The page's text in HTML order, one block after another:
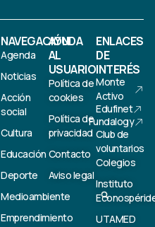
NAVEGACIÓN
Agenda
Noticias
Acción
social
Cultura
Educación
Deporte
Medioambiente
Emprendimiento
AYUDA
AL
USUARIO
Política de
cookies
Política de
privacidad
Contacto
Aviso legal
ENLACES
DE
INTERÉS
Monte
Activo
Edufinet
Fundalogy
Club de
voluntarios
Colegios
Instituto
UTAMED